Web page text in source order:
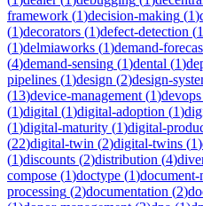
framework (1)decision-making (1)
(1)decorators (1)defect-detection (1
(1)delmiaworks (1)demand-
(4)demand-sensing (1)dental (1)
pipelines (1)design (2)design-
(13)device-management (1)devops
(1)digital (1)digital-adoption (1)
(1)digital-maturity (1)digital-
(22)digital-twin (2)digital-twins (1)
(1)discounts (2)distribution (4)
compose (1)doctype (1)document-
processing (2)documentation (2)